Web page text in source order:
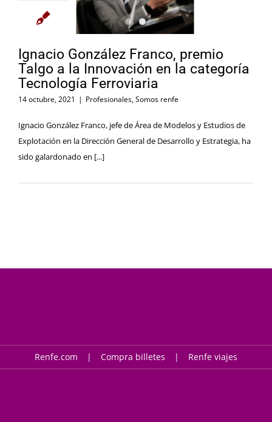
Ignacio González Franco, premio
Talgo a la Innovación en la categoría
Tecnología Ferroviaria
14 octubre, 2021 | Profesionales,Somos renfe
Ignacio González Franco, jefe de Área de Modelos y Estudios de
Explotación en la Dirección General de Desarrollo y Estrategia, ha
sido galardonado en [...]
Renfe.com Compra billetes Renfe viajes